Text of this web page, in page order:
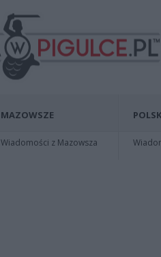
MAZOWSZE
Wiadomości z Mazowsza